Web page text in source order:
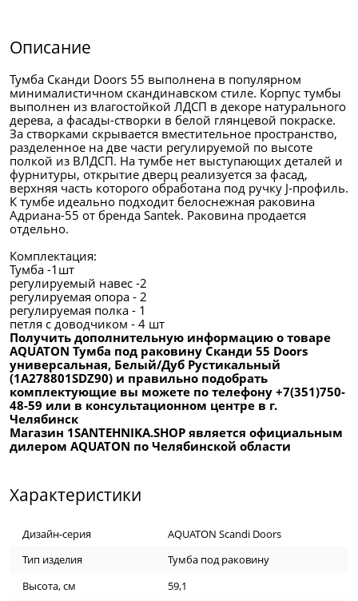
Описание
Тумба Сканди Doors 55 выполнена в популярном
минималистичном скандинавском стиле. Корпус тумбы
выполнен из влагостойкой ЛДСП в декоре натурального
дерева, а фасады-створки в белой глянцевой покраске.
За створками скрывается вместительное пространство,
разделенное на две части регулируемой по высоте
полкой из ВЛДСП. На тумбе нет выступающих деталей и
фурнитуры, открытие дверц реализуется за фасад,
верхняя часть которого обработана под ручку J-профиль.
К тумбе идеально подходит белоснежная раковина
Адриана-55 от бренда Santek. Раковина продается
отдельно.
Комплектация:
Тумба -1шт
регулируемый навес -2
регулируемая опора - 2
регулируемая полка - 1
петля с доводчиком - 4 шт
Получить дополнительную информацию о товаре
AQUATON Тумба под раковину Сканди 55 Doors
универсальная, Белый/Дуб Рустикальный
(1A278801SDZ90) и правильно подобрать
комплектующие вы можете по телефону +7(351)750-
48-59 или в консультационном центре в г.
Челябинск
Магазин 1SANTEHNIKA.SHOP является официальным
дилером AQUATON по Челябинской области
Характеристики
Дизайн-серия
AQUATON Scandi Doors
Тип изделия
Тумба под раковину
Высота, см
59,1